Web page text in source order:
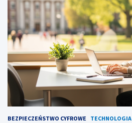
BEZPIECZEŃSTWO CYFROWE TECHNOLOGIA